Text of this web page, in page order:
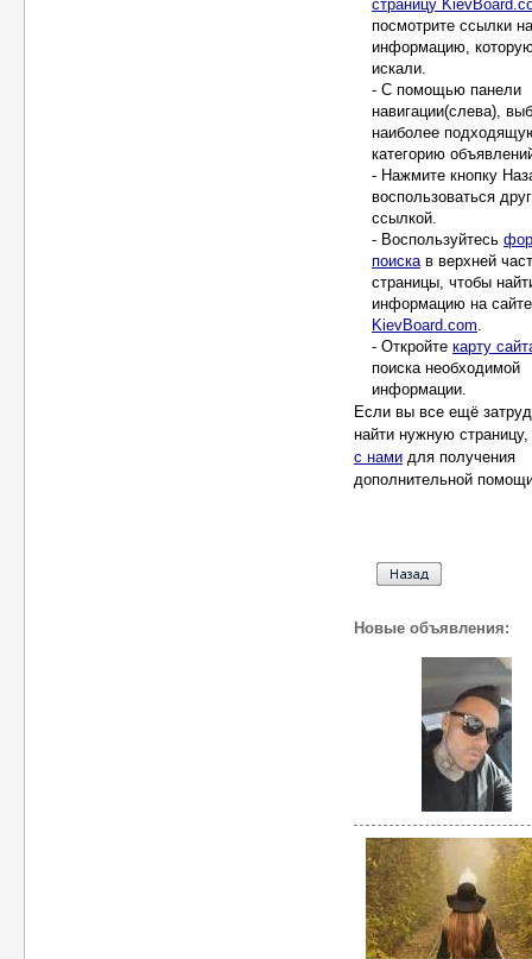
страницу
посмотрите ссылки на
информацию,
искали.
- С помощью панели
навигации(слева),
наиболее
категорию
- Нажмите кнопку
воспользоваться
ссылкой.
- Воспользуйтесь
поискав верхней
страницы, чтобы
информацию на сайте
KievBoard.com.
- Откройте карту
поиска необходимой
информации.
Если вы все ещё
найти нужную страницу,
с нами для получения
дополнительной
Новые объявления: